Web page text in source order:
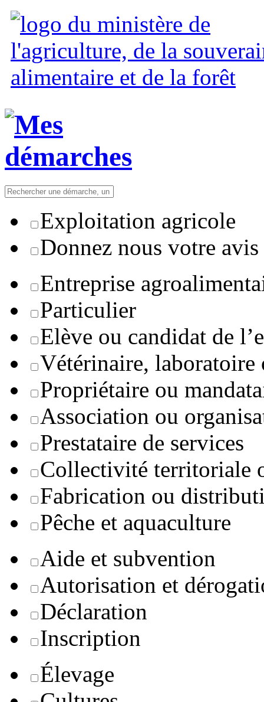
Exploitation agricole
Donnez nous votre avis
Entreprise
Particulier
Elève ou candidat de
Vétérinaire, laboratoire
Propriétaire ou
Association ou
Prestataire de services
Collectivité territoriale
Fabrication ou
Pêche et aquaculture
Aide et subvention
Autorisation et
Déclaration
Inscription
Élevage